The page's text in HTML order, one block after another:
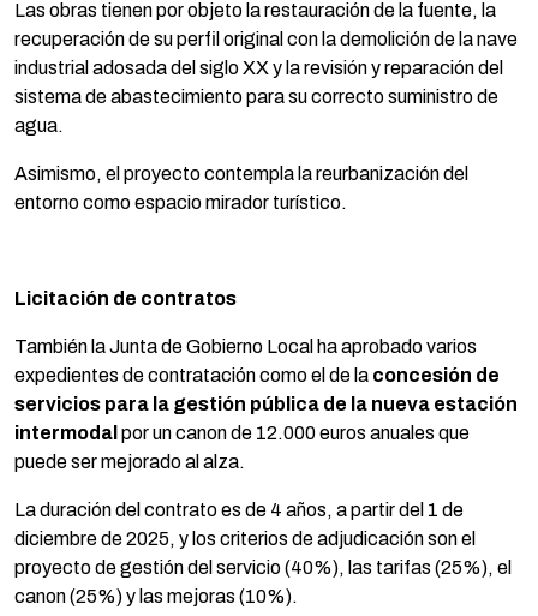
Las obras tienen por objeto la restauración de la fuente, la
recuperación de su perfil original con la demolición de la nave
industrial adosada del siglo XX y la revisión y reparación del
sistema de abastecimiento para su correcto suministro de
agua.
Asimismo, el proyecto contempla la reurbanización del
entorno como espacio mirador turístico.
Licitación de contratos
También la Junta de Gobierno Local ha aprobado varios
expedientes de contratación como el de la concesión de
servicios para la gestión pública de la nueva estación
intermodal por un canon de 12.000 euros anuales que
puede ser mejorado al alza.
La duración del contrato es de 4 años, a partir del 1 de
diciembre de 2025, y los criterios de adjudicación son el
proyecto de gestión del servicio (40%), las tarifas (25%), el
canon (25%) y las mejoras (10%).